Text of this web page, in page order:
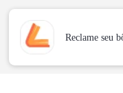
Reclame seu